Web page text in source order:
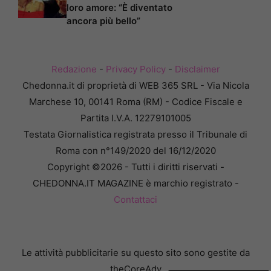
loro amore: “È diventato
ancora più bello”
Redazione - Privacy Policy- Disclaimer
Chedonna.it di proprietà di WEB 365 SRL - Via Nicola
Marchese 10, 00141 Roma (RM) - Codice Fiscale e
Partita I.V.A. 12279101005
Testata Giornalistica registrata presso il Tribunale di
Roma con n°149/2020 del 16/12/2020
Copyright ©2026 - Tutti i diritti riservati -
CHEDONNA.IT MAGAZINE è marchio registrato -
Contattaci
Le attività pubblicitarie su questo sito sono gestite da